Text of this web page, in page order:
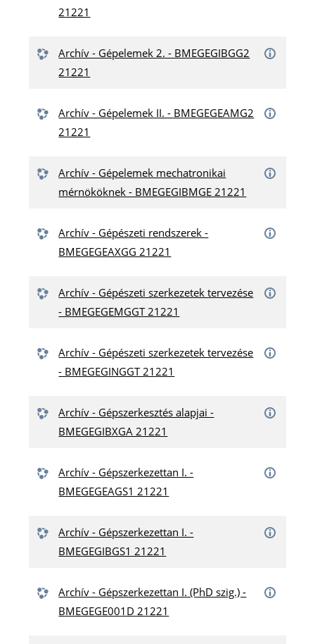
21221
Archív - Gépelemek 2. - BMEGEGIBGG2
21221
Archív - Gépelemek II. - BMEGEGEAMG2
21221
Archív - Gépelemek mechatronikai
mérnököknek - BMEGEGIBMGE 21221
Archív - Gépészeti rendszerek -
BMEGEGEAXGG 21221
Archív - Gépészeti szerkezetek tervezése
- BMEGEGEMGGT 21221
Archív - Gépészeti szerkezetek tervezése
- BMEGEGINGGT 21221
Archív - Gépszerkesztés alapjai -
BMEGEGIBXGA 21221
Archív - Gépszerkezettan I. -
BMEGEGEAGS1 21221
Archív - Gépszerkezettan I. -
BMEGEGIBGS1 21221
Archív - Gépszerkezettan I. (PhD szig.) -
BMEGEGE001D 21221